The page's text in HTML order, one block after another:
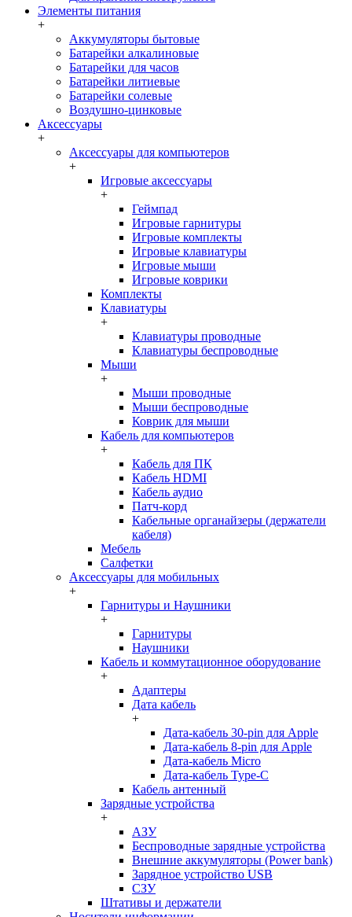
Элементы питания
+
Аккумуляторы бытовые
Батарейки алкалиновые
Батарейки для часов
Батарейки литиевые
Батарейки солевые
Воздушно-цинковые
Аксессуары
+
Аксессуары для компьютеров
+
Игровые аксессуары
+
Геймпад
Игровые гарнитуры
Игровые комплекты
Игровые клавиатуры
Игровые мыши
Игровые коврики
Комплекты
Клавиатуры
+
Клавиатуры проводные
Клавиатуры беспроводные
Мыши
+
Мыши проводные
Мыши беспроводные
Коврик для мыши
Кабель для компьютеров
+
Кабель для ПК
Кабель HDMI
Кабель аудио
Патч-корд
Кабельные органайзеры (держатели
кабеля)
Мебель
Салфетки
Аксессуары для мобильных
+
Гарнитуры и Наушники
+
Гарнитуры
Наушники
Кабель и коммутационное оборудование
+
Адаптеры
Дата кабель
+
Дата-кабель 30-pin для Apple
Дата-кабель 8-pin для Apple
Дата-кабель Micro
Дата-кабель Type-C
Кабель антенный
Зарядные устройства
+
АЗУ
Беспроводные зарядные устройства
Внешние аккумуляторы (Power bank)
Зарядное устройство USB
СЗУ
Штативы и держатели